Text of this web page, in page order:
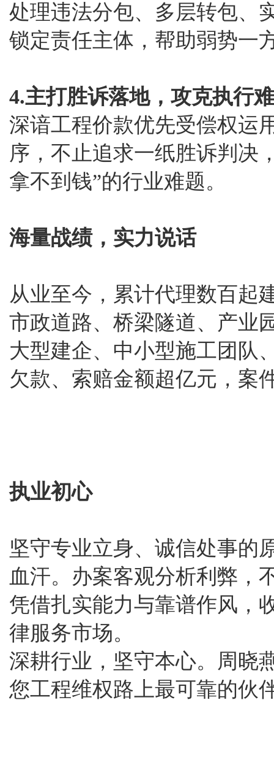
处理违法分包、多层转包、
锁定责任主体，帮助弱势一
4.主打胜诉落地，攻克执行
深谙工程价款优先受偿权运
序，不止追求一纸胜诉判决
拿不到钱”的行业难题。
海量战绩，实力说话
从业至今，累计代理数百起
市政道路、桥梁隧道、产业
大型建企、中小型施工团队
欠款、索赔金额超亿元，案
执业初心
坚守专业立身、诚信处事的
血汗。办案客观分析利弊，
凭借扎实能力与靠谱作风，
律服务市场。
深耕行业，坚守本心。周晓
您工程维权路上最可靠的伙